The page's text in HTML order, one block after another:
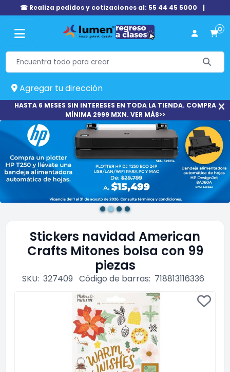
☎ Realiza pedidos y cotizaciones al: 55 44 45 5000 |
0
Agregar tu dirección
HASTA 6 MESES SIN INTERESES EN TODA LA TIENDA. COMPRA
MÍNIMA 2999 MXN. VER MÁS>>
Stickers navidad American
Crafts Mitones bolsa con 99
piezas
SKU: 327409 Código de barras: 718813116336